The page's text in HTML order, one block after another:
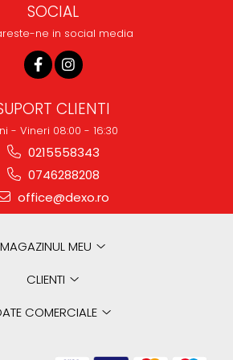
SOCIAL
ne in social media
CLIENTI
- Vineri 08:00 - 16:30
0215558343
0746288208
office@dexo.ro
MAGAZINUL MEU
CLIENTI
COMERCIALE